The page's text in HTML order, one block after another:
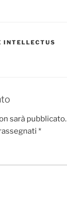
INTELLECTUS
sarà pubblicato.
*